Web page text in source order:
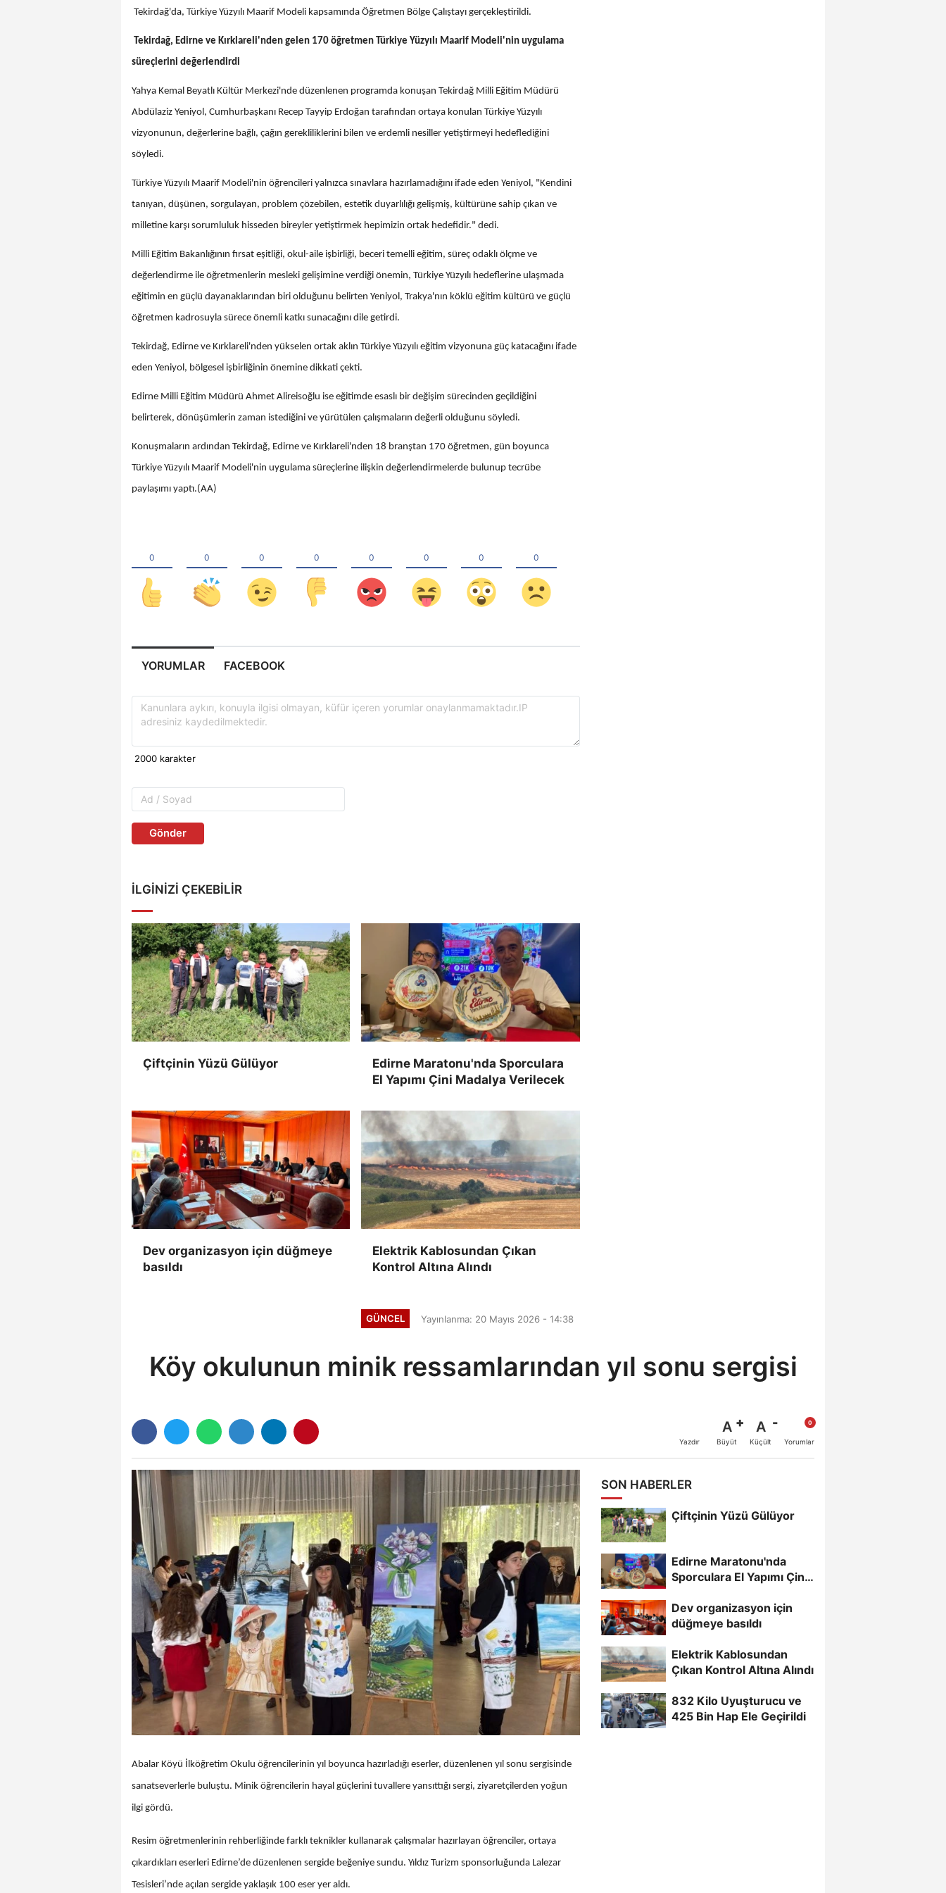
Tekirdağ'da, Türkiye Yüzyılı Maarif Modeli kapsamında Öğretmen Bölge Çalıştayı gerçekleştirildi.
Tekirdağ, Edirne ve Kırklareli'nden gelen 170 öğretmen Türkiye Yüzyılı Maarif Modeli'nin uygulama
süreçlerini değerlendirdi
Yahya Kemal Beyatlı Kültür Merkezi'nde düzenlenen programda konuşan Tekirdağ Milli Eğitim Müdürü
Abdülaziz Yeniyol, Cumhurbaşkanı Recep Tayyip Erdoğan tarafından ortaya konulan Türkiye Yüzyılı
vizyonunun, değerlerine bağlı, çağın gerekliliklerini bilen ve erdemli nesiller yetiştirmeyi hedeflediğini
söyledi.
Türkiye Yüzyılı Maarif Modeli'nin öğrencileri yalnızca sınavlara hazırlamadığını ifade eden Yeniyol, "Kendini
tanıyan, düşünen, sorgulayan, problem çözebilen, estetik duyarlılığı gelişmiş, kültürüne sahip çıkan ve
milletine karşı sorumluluk hisseden bireyler yetiştirmek hepimizin ortak hedefidir." dedi.
Milli Eğitim Bakanlığının fırsat eşitliği, okul-aile işbirliği, beceri temelli eğitim, süreç odaklı ölçme ve
değerlendirme ile öğretmenlerin mesleki gelişimine verdiği önemin, Türkiye Yüzyılı hedeflerine ulaşmada
eğitimin en güçlü dayanaklarından biri olduğunu belirten Yeniyol, Trakya'nın köklü eğitim kültürü ve güçlü
öğretmen kadrosuyla sürece önemli katkı sunacağını dile getirdi.
Tekirdağ, Edirne ve Kırklareli'nden yükselen ortak aklın Türkiye Yüzyılı eğitim vizyonuna güç katacağını ifade
eden Yeniyol, bölgesel işbirliğinin önemine dikkati çekti.
Edirne Milli Eğitim Müdürü Ahmet Alireisoğlu ise eğitimde esaslı bir değişim sürecinden geçildiğini
belirterek, dönüşümlerin zaman istediğini ve yürütülen çalışmaların değerli olduğunu söyledi.
Konuşmaların ardından Tekirdağ, Edirne ve Kırklareli'nden 18 branştan 170 öğretmen, gün boyunca
Türkiye Yüzyılı Maarif Modeli'nin uygulama süreçlerine ilişkin değerlendirmelerde bulunup tecrübe
paylaşımı yaptı.(AA)
YORUMLAR FACEBOOK
Gönder
İLGINIZI ÇEKEBILIR
Çiftçinin Yüzü Gülüyor
Edirne Maratonu'nda Sporculara
El Yapımı Çini Madalya Verilecek
Dev organizasyon için düğmeye
basıldı
Elektrik Kablosundan Çıkan
Kontrol Altına Alındı
GÜNCEL Yayınlanma: 20 Mayıs 2026 - 14:38
Köy okulunun minik ressamlarından yıl sonu sergisi
Yazdır
A
Büyüt
A
Küçült Yorumlar
Abalar Köyü İlköğretim Okulu öğrencilerinin yıl boyunca hazırladığı eserler, düzenlenen yıl sonu sergisinde
sanatseverlerle buluştu. Minik öğrencilerin hayal güçlerini tuvallere yansıttığı sergi, ziyaretçilerden yoğun
ilgi gördü.
Resim öğretmenlerinin rehberliğinde farklı teknikler kullanarak çalışmalar hazırlayan öğrenciler, ortaya
çıkardıkları eserleri Edirne’de düzenlenen sergide beğeniye sundu. Yıldız Turizm sponsorluğunda Lalezar
Tesisleri’nde açılan sergide yaklaşık 100 eser yer aldı.
SON HABERLER
Çiftçinin Yüzü Gülüyor
Edirne Maratonu'nda
Sporculara El Yapımı Çini
Dev organizasyon için
düğmeye basıldı
Elektrik Kablosundan
Çıkan Kontrol Altına Alındı
832 Kilo Uyuşturucu ve
425 Bin Hap Ele Geçirildi